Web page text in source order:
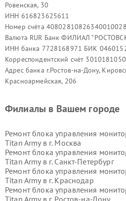
Ровенская, 30
ИНН 616823625611
Номер счёта 40802810826340010028
Валюта RUR Банк ФИЛИАЛ
ИНН банка 7728168971 БИК
Корреспондентский счёт
Адрес банка г.Ростов-на-Дону,
Красноармейская, 206
Филиалы в Вашем городе
Ремонт блока управления
Titan Army в г. Москва
Ремонт блока управления
Titan Army в г. Санкт-Петербург
Ремонт блока управления
Titan Army в г. Краснодар
Ремонт блока управления
Titan Army в г. Ростов-на-Дону